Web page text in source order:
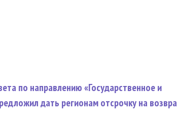
по направлению «Государственное и
дать регионам отсрочку на возвра